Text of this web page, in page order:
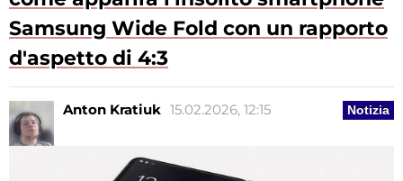
Samsung Wide Fold con un rapporto
d'aspetto di 4:3
Notizia
Anton Kratiuk 15.02.2026, 12:15